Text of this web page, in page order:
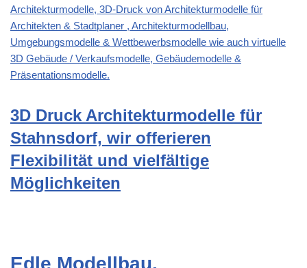
Architekturmodelle, 3D-Druck von Architekturmodelle für
Architekten & Stadtplaner , Architekturmodellbau,
Umgebungsmodelle & Wettbewerbsmodelle wie auch virtuelle
3D Gebäude / Verkaufsmodelle, Gebäudemodelle &
Präsentationsmodelle.
3D Druck Architekturmodelle für
Stahnsdorf, wir offerieren
Flexibilität und vielfältige
Möglichkeiten
Edle Modellbau,